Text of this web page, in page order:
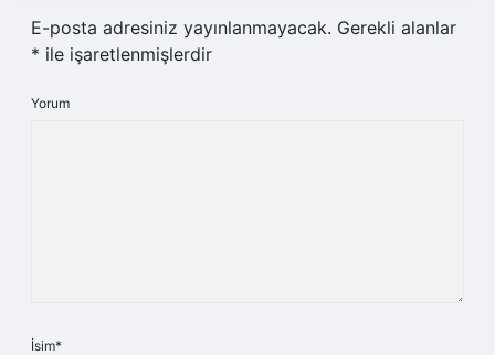
E-posta adresiniz yayınlanmayacak. Gerekli alanlar
* ile işaretlenmişlerdir
Yorum
İsim*